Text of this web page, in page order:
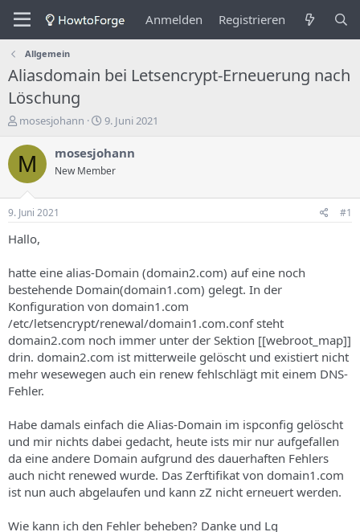
Anmelden Registrieren
Allgemein
Aliasdomain bei Letsencrypt-Erneuerung nach
Löschung
E
s
t
e
l
e
r
s
T
h
e
m
a
s
mosesjohann
E
s
e
d
a
t
u
m
9. Juni 2021
M mosesjohann
New Member
9. Juni 2021 #1
Hallo,
hatte eine alias-Domain (domain2.com) auf eine noch
bestehende Domain(domain1.com) gelegt. In der
Konfiguration von domain1.com
/etc/letsencrypt/renewal/domain1.com.conf steht
domain2.com noch immer unter der Sektion [[webroot_map]]
drin. domain2.com ist mitterweile gelöscht und existiert nicht
mehr wesewegen auch ein renew fehlschlägt mit einem DNS-
Fehler.
Habe damals einfach die Alias-Domain im ispconfig gelöscht
und mir nichts dabei gedacht, heute ists mir nur aufgefallen
da eine andere Domain aufgrund des dauerhaften Fehlers
auch nicht renewed wurde. Das Zerftifikat von domain1.com
ist nun auch abgelaufen und kann zZ nicht erneuert werden.
Wie kann ich den Fehler beheben? Danke und Lg